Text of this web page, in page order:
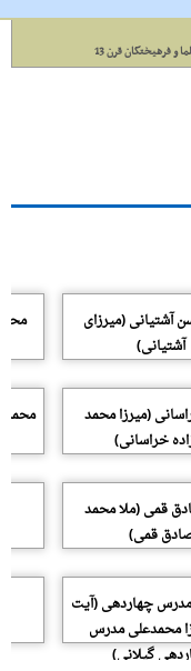
و فرهیختگان قرن 13
آشتیانی (میرزای
آشتیانی)
(میرزا محمد
خراسانی)
محمد
قمی (ملا محمد
قمی)
چهاردهی (آیت
محمدعلى مدرس
گیلانى)